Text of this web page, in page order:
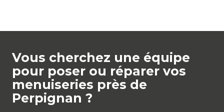
Vous cherchez une équipe
pour poser ou réparer vos
menuiseries près de
Perpignan ?